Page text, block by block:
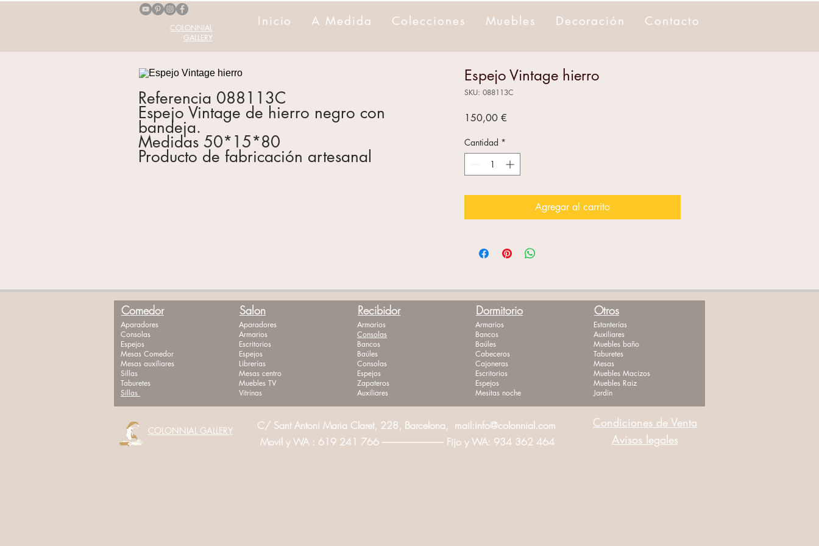
COLONNIAL
GALLERY
Inicio A Medida Colecciones Muebles Decoración Contacto
Referencia 088113C
Espejo Vintage de hierro negro con
bandeja.
Medidas 50*15*80
Producto de fabricación artesanal
Espejo Vintage hierro
SKU: 088113C
150,00 €
Cantidad *
Agregar al carrito
Comedor
Aparadores
Consolas
Espejos
Mesas Comedor
Mesas auxiliares
Sillas
Taburetes
Sillas
Salon
Aparadores
Armarios
Escritorios
Espejos
Librerías
Mesas centro
Muebles TV
Vitrinas
Recibidor
Armarios
Consolas
Bancos
Baúles
Consolas
Espejos
Zapateros
Auxiliares
Dormitorio
Armarios
Bancos
Baúles
Cabeceros
Cajoneras
Escritorios
Espejos
Mesitas noche
Otros
Estanterías
Auxiliares
Muebles baño
Taburetes
Mesas
Muebles Macizos
Muebles Raiz
Jardín
C/ Sant Antoni Maria Claret, 228, Barcelona, mail:info@colonnial.com
Movil y WA : 619 241 766 ---------------------------------- Fijo y WA: 934 362 464
COLONNIAL GALLERY
Condiciones de Venta
Avisos legales